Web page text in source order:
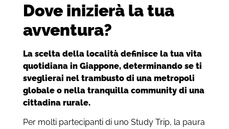
Dove inizierà la tua
avventura?
La scelta della località definisce la tua vita
quotidiana in Giappone, determinando se ti
sveglierai nel trambusto di una metropoli
globale o nella tranquilla community di una
cittadina rurale.
Per molti partecipanti di uno Study Trip, la paura